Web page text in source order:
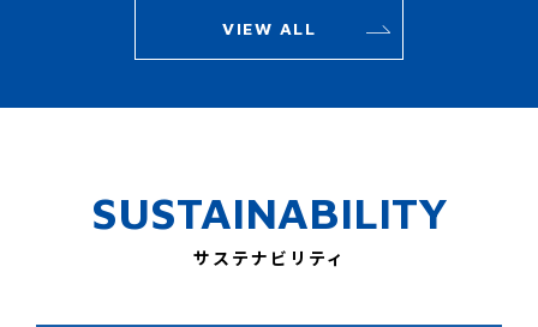
VIEW ALL
SUSTAINABILITY
サステナビリティ